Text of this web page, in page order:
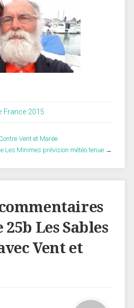
France 2015
Vent et Marée
Les Minimes prévision météo tenue →
25b Les Sables
Vent et